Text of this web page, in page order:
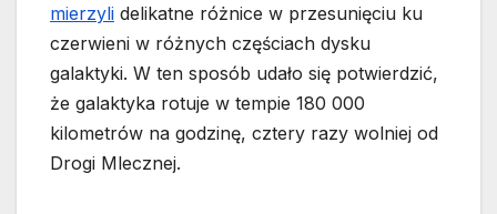
mierzyli delikatne różnice w przesunięciu ku
czerwieni w różnych częściach dysku
galaktyki. W ten sposób udało się potwierdzić,
że galaktyka rotuje w tempie 180 000
kilometrów na godzinę, cztery razy wolniej od
Drogi Mlecznej.